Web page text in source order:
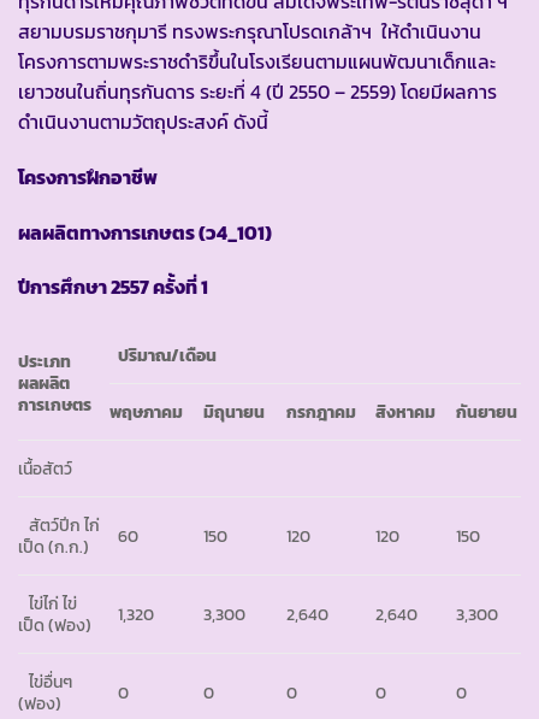
สยามบรมราชกุมารี ทรงพระกรุณาโปรดเกล้าฯ ให้ดำเนินงาน
โครงการตามพระราชดำริขึ้นในโรงเรียนตามแผนพัฒนาเด็กและ
เยาวชนในถิ่นทุรกันดาร ระยะที่ 4 (ปี 2550 – 2559) โดยมีผลการ
ดำเนินงานตามวัตถุประสงค์ ดังนี้
โครงการฝึกอาชีพ
ผลผลิตทางการเกษตร(ว4_101)
ปีการศึกษา2557 ครั้งที่ 1
ประเภท
ผลผลิต
การเกษตร
ปริมาณ/เดือน
พฤษภาคม มิถุนายน กรกฎาคม สิงหาคม กันยายน
เนื้อสัตว์
สัตว์ปีก ไก่
เป็ด (ก.ก.)
60 150 120 120 150
ไข่ไก่ ไข่
เป็ด (ฟอง)
1,320 3,300 2,640 2,640 3,300
ไข่อื่นๆ
(ฟอง)
0 0 0 0 0